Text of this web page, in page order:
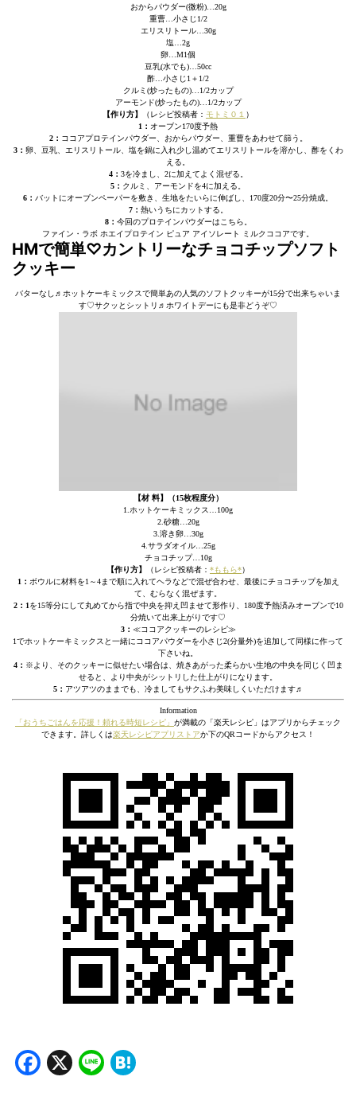
おからパウダー(微粉)…20g
重曹…小さじ1/2
エリスリトール…30g
塩…2g
卵…M1個
豆乳(水でも)…50cc
酢…小さじ1＋1/2
クルミ(炒ったもの)…1/2カップ
アーモンド(炒ったもの)…1/2カップ
【作り方】
（レシピ投稿者： モトミ０１ ）
1： オーブン170度予熱
2： ココアプロテインパウダー、おからパウダー、重曹をあわせて篩う。
3： 卵、豆乳、エリスリトール、塩を鍋に入れ少し温めてエリスリトールを溶かし、酢をくわ
える。
4： 3を冷まし、2に加えてよく混ぜる。
5： クルミ、アーモンドを4に加える。
6： バットにオーブンペーパーを敷き、生地をたいらに伸ばし、170度20分〜25分焼成。
7： 熱いうちにカットする。
8： 今回のプロテインパウダーはこちら。
ファイン・ラボ ホエイプロテイン ピュア アイソレート ミルクココアです。
HMで簡単♡カントリーなチョコチップソフト
クッキー
バターなし♬ホットケーキミックスで簡単あの人気のソフトクッキーが15分で出来ちゃいま
す♡サクッとシットリ♬ホワイトデーにも是非どうぞ♡
【材 料】（15枚程度分）
1.ホットケーキミックス…100g
2.砂糖…20g
3.溶き卵…30g
4.サラダオイル…25g
チョコチップ…10g
【作り方】
（レシピ投稿者： *ももら*）
1： ボウルに材料を1～4まで順に入れてヘラなどで混ぜ合わせ、最後にチョコチップを加え
て、むらなく混ぜます。
2：1を15等分にして丸めてから指で中央を抑え凹ませて形作り、180度予熱済みオーブンで10
分焼いて出来上がりです♡
3： ≪ココアクッキーのレシピ≫
1でホットケーキミックスと一緒にココアパウダーを小さじ2(分量外)を追加して同様に作って
下さいね。
4： ※より、そのクッキーに似せたい場合は、焼きあがった柔らかい生地の中央を同じく凹ま
せると、より中央がシットリした仕上がりになります。
5： アツアツのままでも、冷ましてもサクふわ美味しくいただけます♬
Information
「おうちごはんを応援！頼れる時短レシピ」 が満載の「楽天レシピ」はアプリからチェック
できます。詳しくは楽天レシピアプリストアか下のQRコードからアクセス！
Facebook
X Line